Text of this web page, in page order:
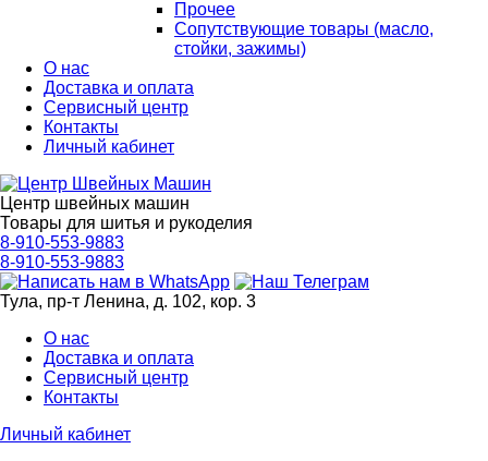
Прочее
Сопутствующие товары (масло,
стойки, зажимы)
О нас
Доставка и оплата
Сервисный центр
Контакты
Личный кабинет
Центр швейных машин
Товары для шитья и рукоделия
8-910-553-9883
8-910-553-9883
Тула, пр-т Ленина, д. 102, кор. 3
О нас
Доставка и оплата
Сервисный центр
Контакты
Личный кабинет